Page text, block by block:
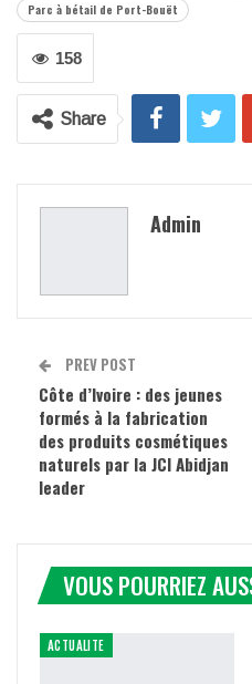
Parc à bétail de Port-Bouët
158
Share
Admin
PREV POST
Côte d’Ivoire : des jeunes
formés à la fabrication
des produits cosmétiques
naturels par la JCI Abidjan
leader
VOUS POURRIEZ
ACTUALITE